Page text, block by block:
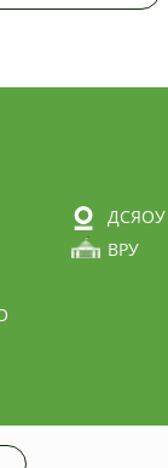
ДСЯОУ
ВРУ